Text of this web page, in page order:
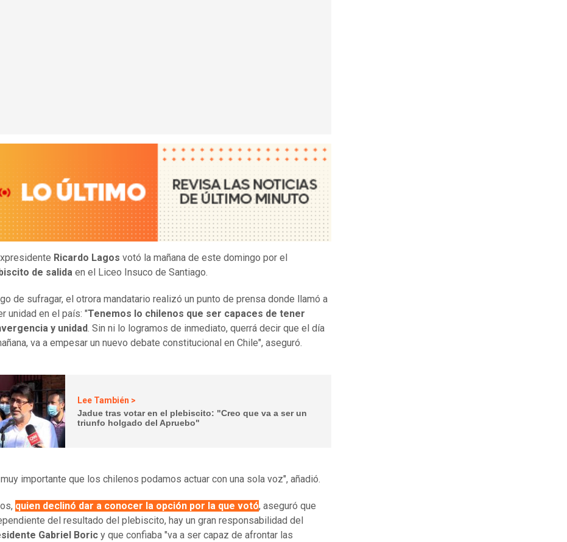
Ricardo Lagos votó la mañana de este domingo por el
de salida en el Liceo Insuco de Santiago.
de sufragar, el otrora mandatario realizó un punto de prensa donde llamó a
unidad en el país: "Tenemos lo chilenos que ser capaces de tener
y unidad. Sin ni lo logramos de inmediato, querrá decir que el día
va a empesar un nuevo debate constitucional en Chile", aseguró.
Lee También >
Jadue tras votar en el plebiscito: "Creo que va a ser un
triunfo holgado del Apruebo"
importante que los chilenos podamos actuar con una sola voz", añadió.
quien declinó dar a conocer la opción por la que votó, aseguró que
del resultado del plebiscito, hay un gran responsabilidad del
Gabriel Boric y que confiaba "va a ser capaz de afrontar las